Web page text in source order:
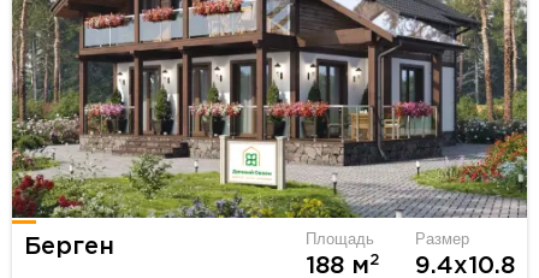
Берген Площадь
188 м2
Размер
9.4х10.8